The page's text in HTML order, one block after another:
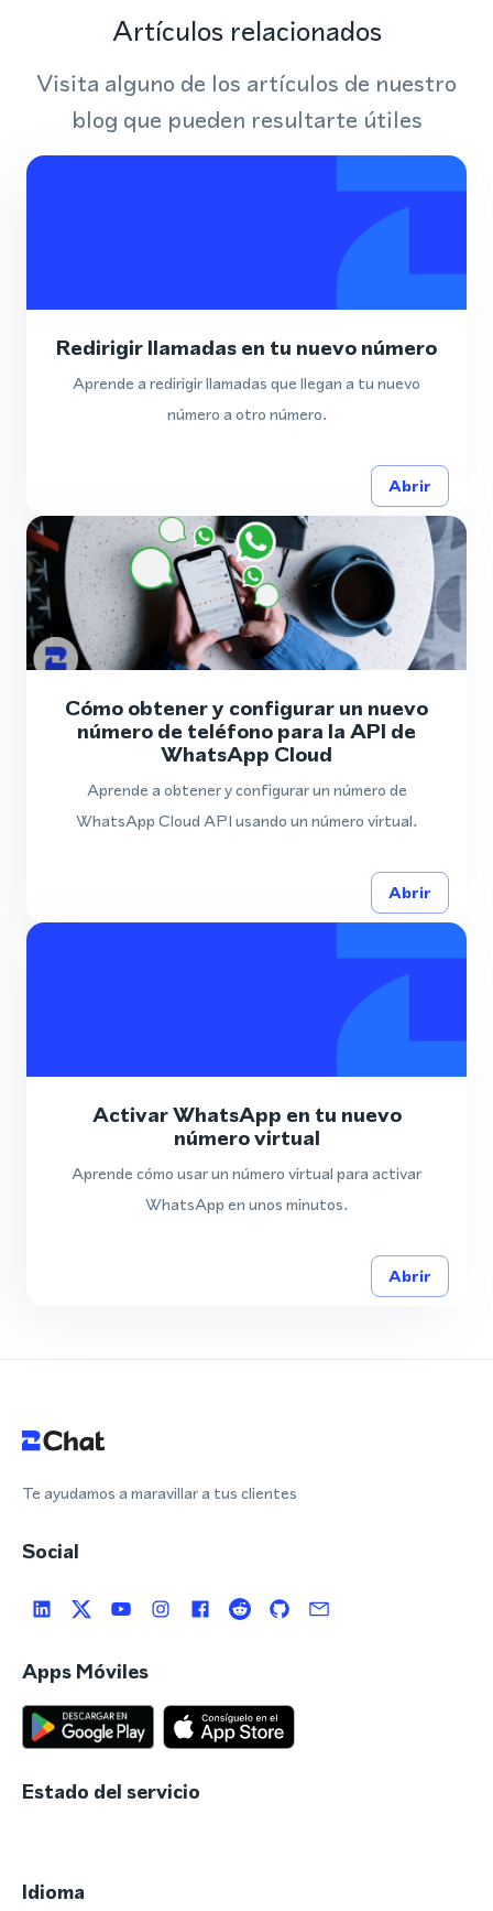
Artículos relacionados
Visita alguno de los artículos de nuestro
blog que pueden resultarte útiles
Redirigir llamadas en tu nuevo número
Aprende a redirigir llamadas que llegan a tu nuevo
número a otro número.
Abrir
Cómo obtener y configurar un nuevo
número de teléfono para la API de
WhatsApp Cloud
Aprende a obtener y configurar un número de
WhatsApp Cloud API usando un número virtual.
Abrir
Activar WhatsApp en tu nuevo
número virtual
Aprende cómo usar un número virtual para activar
WhatsApp en unos minutos.
Abrir
Te ayudamos a maravillar a tus clientes
Social
Apps Móviles
Estado del servicio
Idioma